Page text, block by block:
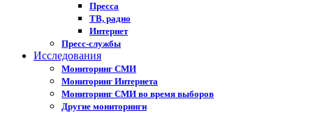
Пресса
ТВ, радио
Интернет
Пресс-службы
Исследования
Мониторинг СМИ
Мониторинг Интернета
Мониторинг СМИ во время выборов
Другие мониторинги